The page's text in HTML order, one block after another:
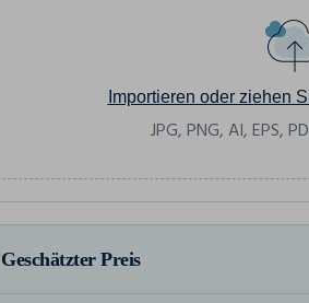
Importieren oder ziehen
JPG, PNG, AI, EPS,
Geschätzter Preis